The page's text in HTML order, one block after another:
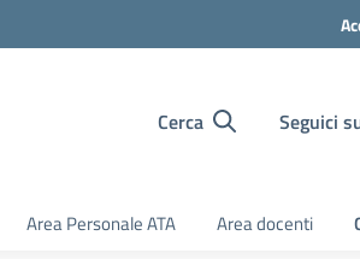
Cerca Seguici
Area Personale ATA Area docenti